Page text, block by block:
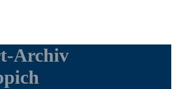
Archiv